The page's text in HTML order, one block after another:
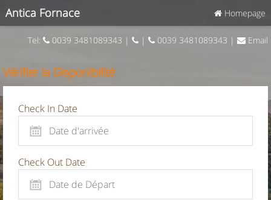
Antica Fornace Homepage
Tel: 0039 3481089343 | | 0039 3481089343 | Email
Vérifier la Disponibilité
Check In Date
Check Out Date